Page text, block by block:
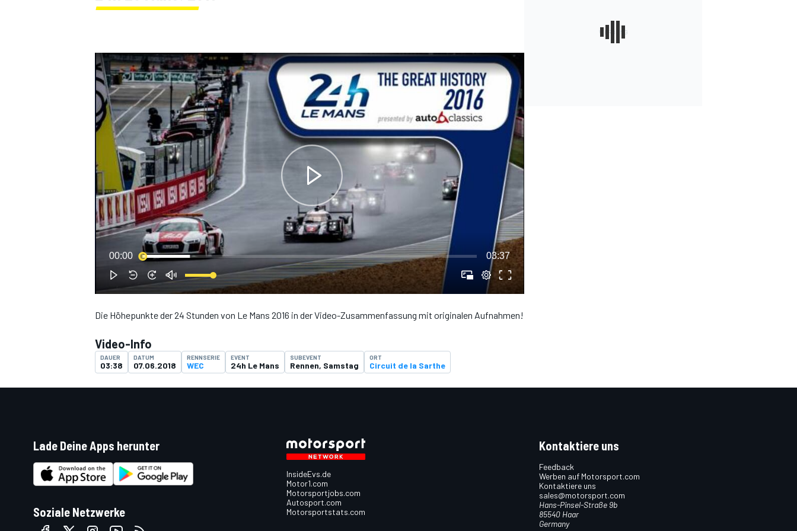
MOTOGP
DTM
00:00 03:37
Die Höhepunkte der 24 Stunden von Le Mans 2016 in der Video-Zusammenfassung mit originalen Aufnahmen!
Video-Info
DAUER
03:38
DATUM
07.06.2018
RENNSERIE
WEC
EVENT
24h Le Mans
SUBEVENT
Rennen, Samstag
ORT
Circuit de la Sarthe
Lade Deine Apps herunter
Soziale Netzwerke
InsideEvs.de
Motor1.com
Motorsportjobs.com
Autosport.com
Motorsportstats.com
Kontaktiere uns
Feedback
Werben auf Motorsport.com
Kontaktiere uns
sales@motorsport.com
Hans-Pinsel-Straße 9b
85540 Haar
Germany